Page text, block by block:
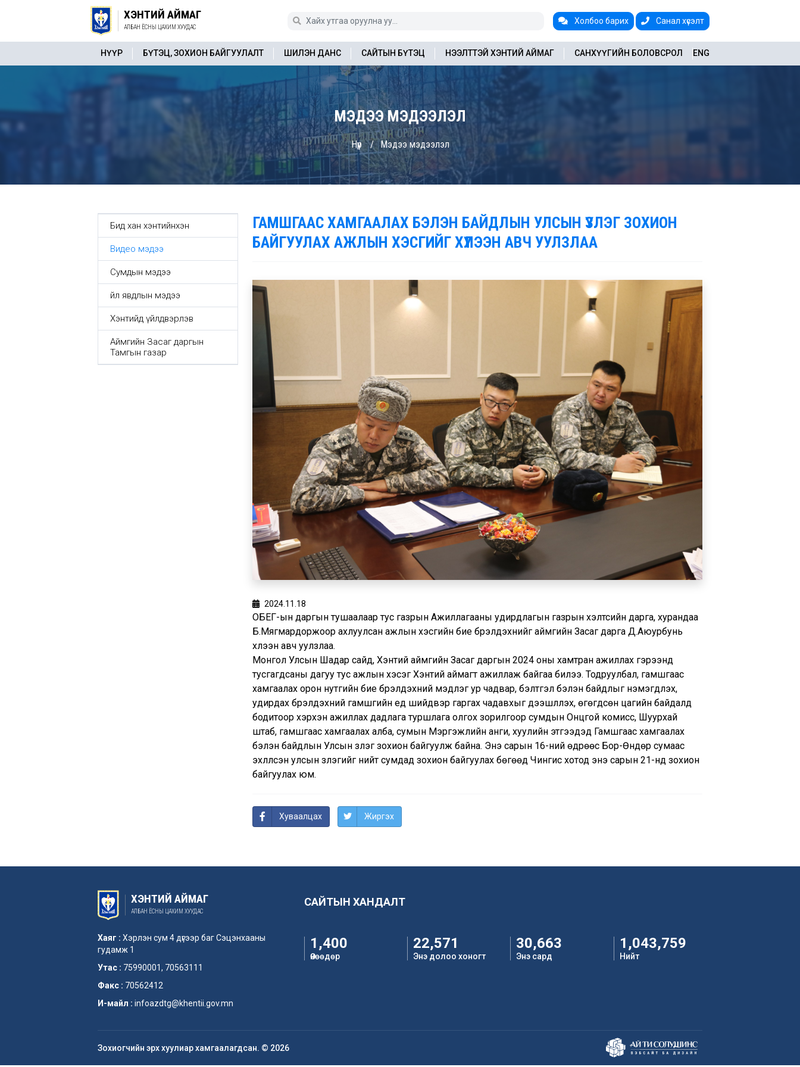
Холбоо барих Санал хүсэлт
ХЭНТИЙ АЙМАГ
АЛБАН ЁСНЫ ЦАХИМ ХУУДАС
ENG
НҮҮР БҮТЭЦ, ЗОХИОН БАЙГУУЛАЛТ ШИЛЭН ДАНС САЙТЫН БҮТЭЦ НЭЭЛТТЭЙ ХЭНТИЙ АЙМАГ САНХҮҮГИЙН БОЛОВСРОЛ
МЭДЭЭ МЭДЭЭЛЭЛ
Нүүр Мэдээ мэдээлэл
Бид хан хэнтийнхэн
Видео мэдээ
Сумдын мэдээ
Үйл явдлын мэдээ
Хэнтийд үйлдвэрлэв
Аймгийн Засаг даргын
Тамгын газар
ГАМШГААС ХАМГААЛАХ БЭЛЭН БАЙДЛЫН УЛСЫН ҮЗЛЭГ ЗОХИОН
БАЙГУУЛАХ АЖЛЫН ХЭСГИЙГ ХҮЛЭЭН АВЧ УУЛЗЛАА
2024.11.18
ОБЕГ-ын даргын тушаалаар тус газрын Ажиллагааны удирдлагын газрын хэлтсийн дарга, хурандаа
Б.Мягмардоржоор ахлуулсан ажлын хэсгийн бие бүрэлдэхүүнийг аймгийн Засаг дарга Д.Аюурбунь
хүлээн авч уулзлаа.
Монгол Улсын Шадар сайд, Хэнтий аймгийн Засаг даргын 2024 оны хамтран ажиллах гэрээнд
тусгагдсаны дагуу тус ажлын хэсэг Хэнтий аймагт ажиллаж байгаа билээ. Тодруулбал, гамшгаас
хамгаалах орон нутгийн бие бүрэлдэхүүний мэдлэг ур чадвар, бэлтгэл бэлэн байдлыг нэмэгдүүлэх,
удирдах бүрэлдэхүүний гамшгийн үед шийдвэр гаргах чадавхыг дээшлүүлэх, өгөгдсөн цагийн байдалд
бодитоор хэрхэн ажиллах дадлага туршлага олгох зорилгоор сумдын Онцгой комисс, Шуурхай
штаб, гамшгаас хамгаалах алба, сумын Мэргэжлийн анги, хуулийн этгээдэд Гамшгаас хамгаалах
бэлэн байдлын Улсын үзлэг зохион байгуулж байна. Энэ сарын 16-ний өдрөөс Бор-Өндөр сумаас
эхлүүлсэн улсын үзлэгийг нийт сумдад зохион байгуулах бөгөөд Чингис хотод энэ сарын 21-нд зохион
байгуулах юм.
Хуваалцах Жиргэх
ХЭНТИЙ АЙМАГ
АЛБАН ЁСНЫ ЦАХИМ ХУУДАС
Хаяг : Хэрлэн сум 4 дүгээр баг Сэцэнхааны
гудамж 1
Утас : 75990001, 70563111
Факс : 70562412
И-майл : infoazdtg@khentii.gov.mn
САЙТЫН ХАНДАЛТ
1,400
Өнөөдөр
22,571
Энэ долоо хоногт
30,663
Энэ сард
1,043,759
Нийт
Зохиогчийн эрх хуулиар хамгаалагдсан. © 2026